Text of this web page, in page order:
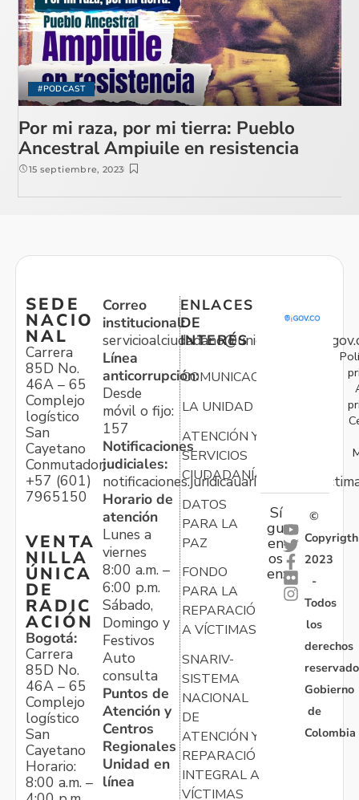
#PODCAST
Por mi raza, por mi tierra: Pueblo
Ancestral Ampiuile en resistencia
15 septiembre, 2023
SEDE
NACIO
NAL
Carrera
85D No.
46A – 65
Complejo
logístico
San
Cayetano
Conmutador:
+57 (601)
7965150
VENTA
NILLA
ÚNICA
DE
RADIC
ACIÓN
Bogotá:
Carrera
85D No.
46A – 65
Complejo
logístico
San
Cayetano
Horario:
8:00 a.m. –
Correo
institucional:
Línea
anticorrupción:
Desde
móvil o fijo:
157
Notificaciones
judiciales:
Horario de
atención
Lunes a
viernes
8:00 a.m. –
6:00 p.m.
Sábado,
Domingo y
Festivos
Auto
consulta
Puntos de
Atención y
Centros
Regionales
Unidad en
línea
ENLACES
DE
INTERÉS
COMUNICACIONES
LA UNIDAD
ATENCIÓN Y
SERVICIOS
CIUDADANÍA
DATOS
PARA LA
PAZ
FONDO
PARA LA
REPARACIÓN
A VÍCTIMAS
SNARIV-
SISTEMA
NACIONAL
DE
ATENCIÓN Y
REPARACIÓN
INTEGRAL A
VÍCTIMAS
Sí
gu
en
os
en:
©
Copyrigth
2023
-
Todos
los
derechos
Gobierno
de
Colombia